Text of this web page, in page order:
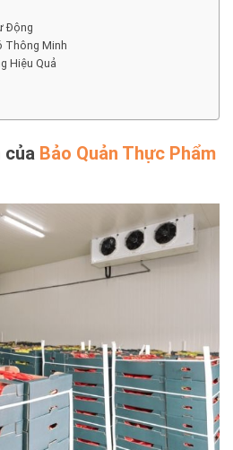
Động
Thông Minh
Hiệu Quả
của Bảo Quản Thực Phẩm